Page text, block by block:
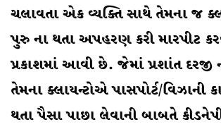
ચલાવતા એક વ્યક્તિ સાથે તેમના જ
પુરુ ના થતા અપહરણ કરી મારપીટ
પ્રકાશમાં આવી છે. જેમાં પ્રશાંત દરજી
તેમના ક્લાયન્ટોએ પાસપોર્ટ/વિઝાની
થતા પૈસા પાછા લેવાની બાબતે